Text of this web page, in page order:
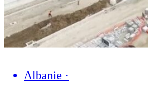
Albanie ·